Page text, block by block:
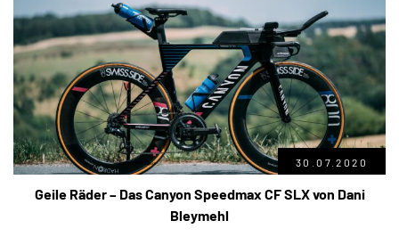
30.07.2020
Geile Räder – Das Canyon Speedmax CF SLX von Dani
Bleymehl